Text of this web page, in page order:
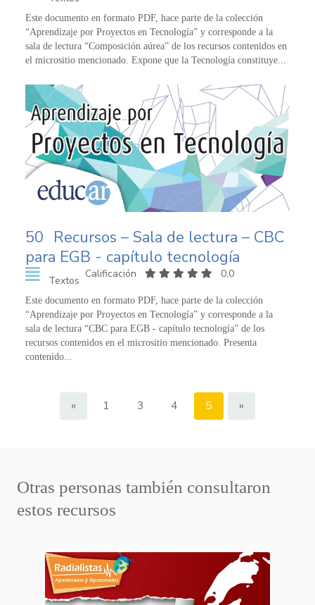
Este documento en formato PDF, hace parte de la colección
“Aprendizaje por Proyectos en Tecnología” y corresponde a la
sala de lectura “Composición aúrea” de los recursos contenidos en
el micrositio mencionado. Expone que la Tecnología constituye...
50 Recursos – Sala de lectura – CBC
para EGB - capítulo tecnología
Textos
Calificación 0,0
Este documento en formato PDF, hace parte de la colección
“Aprendizaje por Proyectos en Tecnología” y corresponde a la
sala de lectura “CBC para EGB - capítulo tecnología” de los
recursos contenidos en el micrositio mencionado. Presenta
contenido...
« 1 3 4 5 »
Otras personas también consultaron
estos recursos